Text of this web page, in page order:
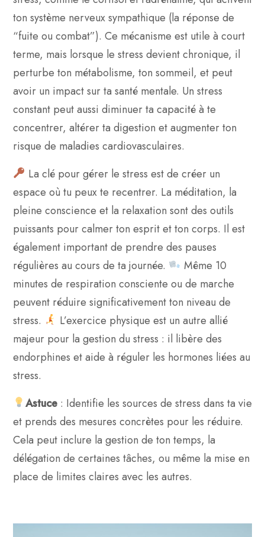
ton système nerveux sympathique (la réponse de
“fuite ou combat”). Ce mécanisme est utile à court
terme, mais lorsque le stress devient chronique, il
perturbe ton métabolisme, ton sommeil, et peut
avoir un impact sur ta santé mentale. Un stress
constant peut aussi diminuer ta capacité à te
concentrer, altérer ta digestion et augmenter ton
risque de maladies cardiovasculaires.
La clé pour gérer le stress est de créer un
espace où tu peux te recentrer. La méditation, la
pleine conscience et la relaxation sont des outils
puissants pour calmer ton esprit et ton corps. Il est
également important de prendre des pauses
régulières au cours de ta journée.
Même 10
minutes de respiration consciente ou de marche
peuvent réduire significativement ton niveau de
stress.
L’exercice physique est un autre allié
majeur pour la gestion du stress : il libère des
endorphines et aide à réguler les hormones liées au
stress.
Astuce: Identifie les sources de stress dans ta vie
et prends des mesures concrètes pour les réduire.
Cela peut inclure la gestion de ton temps, la
délégation de certaines tâches, ou même la mise en
place de limites claires avec les autres.